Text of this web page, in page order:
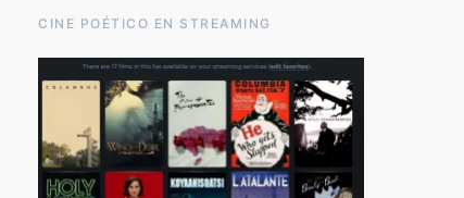
CINE POÉTICO EN STREAMING